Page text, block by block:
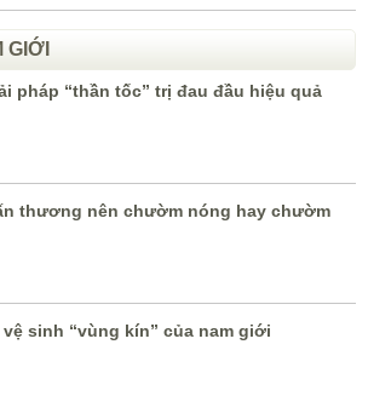
pháp “thần tốc” trị đau đầu hiệu quả
thương nên chườm nóng hay chườm
sinh “vùng kín” của nam giới